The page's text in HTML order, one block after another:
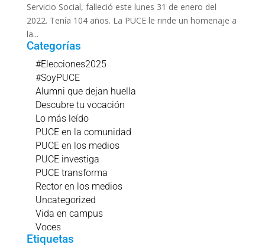
Servicio Social, falleció este lunes 31 de enero del
2022. Tenía 104 años. La PUCE le rinde un homenaje a
la...
Categorías
#Elecciones2025
#SoyPUCE
Alumni que dejan huella
Descubre tu vocación
Lo más leído
PUCE en la comunidad
PUCE en los medios
PUCE investiga
PUCE transforma
Rector en los medios
Uncategorized
Vida en campus
Voces
Etiquetas